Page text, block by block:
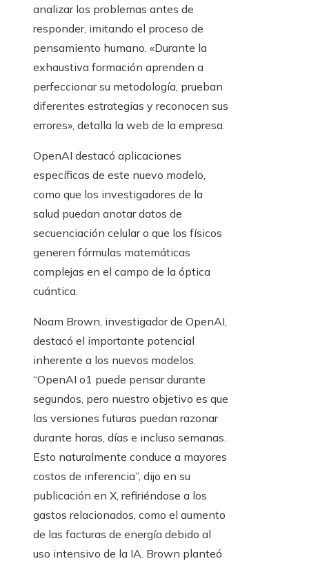
analizar los problemas antes de
responder, imitando el proceso de
pensamiento humano. «Durante la
exhaustiva formación aprenden a
perfeccionar su metodología, prueban
diferentes estrategias y reconocen sus
errores», detalla la web de la empresa.
OpenAI destacó aplicaciones
específicas de este nuevo modelo,
como que los investigadores de la
salud puedan anotar datos de
secuenciación celular o que los físicos
generen fórmulas matemáticas
complejas en el campo de la óptica
cuántica.
Noam Brown, investigador de OpenAI,
destacó el importante potencial
inherente a los nuevos modelos.
“OpenAI o1 puede pensar durante
segundos, pero nuestro objetivo es que
las versiones futuras puedan razonar
durante horas, días e incluso semanas.
Esto naturalmente conduce a mayores
costos de inferencia”, dijo en su
publicación en X, refiriéndose a los
gastos relacionados, como el aumento
de las facturas de energía debido al
uso intensivo de la IA. Brown planteó